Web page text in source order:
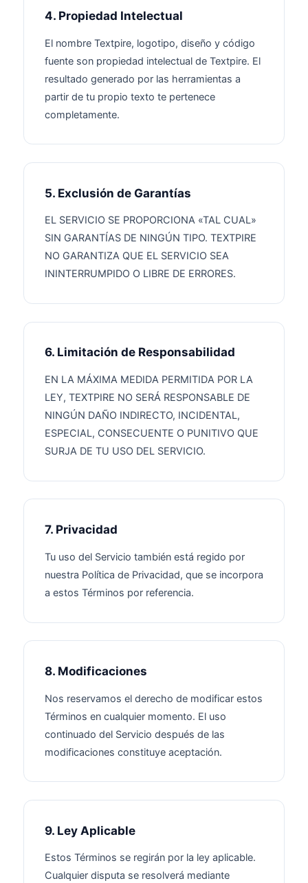
4. Propiedad Intelectual
El nombre Textpire, logotipo, diseño y código
fuente son propiedad intelectual de Textpire. El
resultado generado por las herramientas a
partir de tu propio texto te pertenece
completamente.
5. Exclusión de Garantías
EL SERVICIO SE PROPORCIONA «TAL CUAL»
SIN GARANTÍAS DE NINGÚN TIPO. TEXTPIRE
NO GARANTIZA QUE EL SERVICIO SEA
ININTERRUMPIDO O LIBRE DE ERRORES.
6. Limitación de Responsabilidad
EN LA MÁXIMA MEDIDA PERMITIDA POR LA
LEY, TEXTPIRE NO SERÁ RESPONSABLE DE
NINGÚN DAÑO INDIRECTO, INCIDENTAL,
ESPECIAL, CONSECUENTE O PUNITIVO QUE
SURJA DE TU USO DEL SERVICIO.
7. Privacidad
Tu uso del Servicio también está regido por
nuestra Política de Privacidad, que se incorpora
a estos Términos por referencia.
8. Modificaciones
Nos reservamos el derecho de modificar estos
Términos en cualquier momento. El uso
continuado del Servicio después de las
modificaciones constituye aceptación.
9. Ley Aplicable
Estos Términos se regirán por la ley aplicable.
Cualquier disputa se resolverá mediante